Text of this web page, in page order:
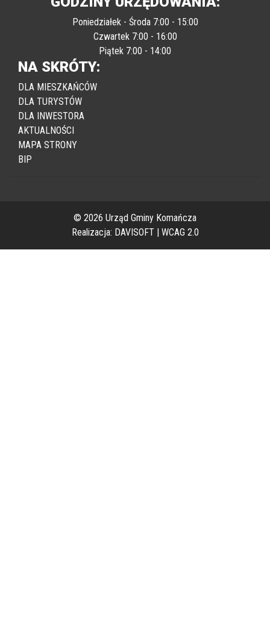
GODZINY URZĘDOWANIA:
Poniedziałek - Środa 7:00 - 15:00
Czwartek 7:00 - 16:00
Piątek 7:00 - 14:00
NA SKRÓTY:
DLA MIESZKAŃCÓW
DLA TURYSTÓW
DLA INWESTORA
AKTUALNOŚCI
MAPA STRONY
© 2026 Urząd Gminy Komańcza
Realizacja:
|